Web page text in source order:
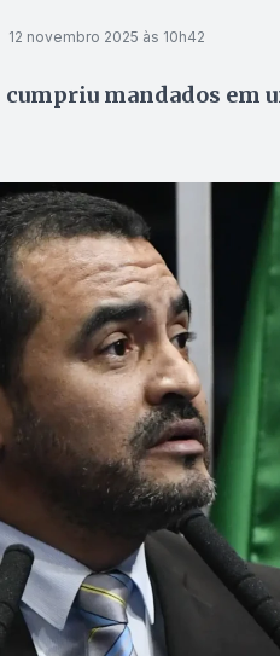
12 novembro 2025 às 10h42
mandados em